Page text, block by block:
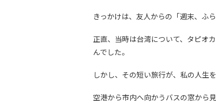
きっかけは、友人からの「週末、ふ
正直、当時は台湾について、タピオ
んでした。
しかし、その短い旅行が、私の人生
空港から市内へ向かうバスの窓から